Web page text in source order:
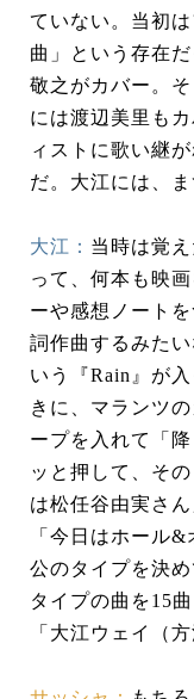
ていない。当初
曲」という存在
敬之がカバー。
には渡辺美里も
ィストに歌い継
だ。大江には、
大江： 当時は覚
って、何本も映
ーや感想ノート
詞作曲するみた
いう『Rain』が
きに、マランツ
ープを入れて「
ッと押して、そ
は松任谷由実さ
「今日はホール
公のタイプを決
タイプの曲を15
「大江ウェイ（